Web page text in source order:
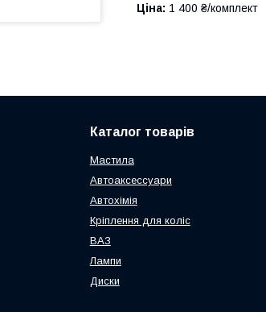
Ціна: 1 400 ₴/комплект
Каталог товарів
Мастила
Автоаксессуари
Автохімія
Кріплення для коліс
ВАЗ
Лампи
Диски